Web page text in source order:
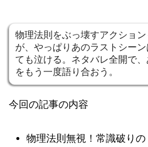
物理法則をぶっ壊すアクション
が、やっぱりあのラストシー
ても泣ける。ネタバレ全開で
をもう一度語り合おう。
今回の記事の内容
物理法則無視！常識破り